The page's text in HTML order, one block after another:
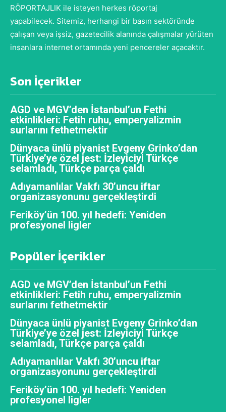
RÖPORTAJLIK ile isteyen herkes röportaj
yapabilecek. Sitemiz, herhangi bir basın sektöründe
çalışan veya işsiz, gazetecilik alanında çalışmalar yürüten
insanlara internet ortamında yeni pencereler açacaktır.
Son İçerikler
AGD ve MGV’den İstanbul’un Fethi
etkinlikleri: Fetih ruhu, emperyalizmin
surlarını fethetmektir
Dünyaca ünlü piyanist Evgeny Grinko’dan
Türkiye’ye özel jest: İzleyiciyi Türkçe
selamladı, Türkçe parça çaldı
Adıyamanlılar Vakfı 30’uncu iftar
organizasyonunu gerçekleştirdi
Feriköy’ün 100. yıl hedefi: Yeniden
profesyonel ligler
Popüler İçerikler
AGD ve MGV’den İstanbul’un Fethi
etkinlikleri: Fetih ruhu, emperyalizmin
surlarını fethetmektir
Dünyaca ünlü piyanist Evgeny Grinko’dan
Türkiye’ye özel jest: İzleyiciyi Türkçe
selamladı, Türkçe parça çaldı
Adıyamanlılar Vakfı 30’uncu iftar
organizasyonunu gerçekleştirdi
Feriköy’ün 100. yıl hedefi: Yeniden
profesyonel ligler